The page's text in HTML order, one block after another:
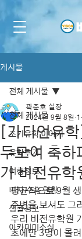
게시물
전체 게시물
조기유학 이야기
유학후기
여행정보
비자 수속 현황
생활정보
아카데미소식
전체 게시물
[가디언유
두모여 축
가 비전유학
곽준호 실장
2024년 9월 8일 1
평균적으로 9월
주변을 보셔도 그
우리 비전유학원
초에만 3명이 몰